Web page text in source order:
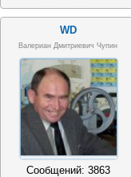
WD
Валериан Дмитриевич Чупин
Сообщений: 3863